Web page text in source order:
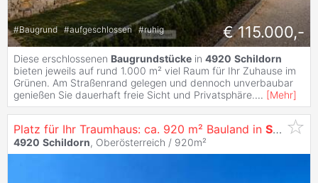
#Baugrund #aufgeschlossen #ruhig € 115.000,-
Diese erschlossenen Baugrundstücke in 4920 Schildorn
bieten jeweils auf rund 1.000 m² viel Raum für Ihr Zuhause im
Grünen. Am Straßenrand gelegen und dennoch unverbaubar
genießen Sie dauerhaft freie Sicht und Privatsphäre.... [Mehr]
Platz für Ihr Traumhaus: ca. 920 m² Bauland in Schildorn
4920 Schildorn, Oberösterreich / 920m²